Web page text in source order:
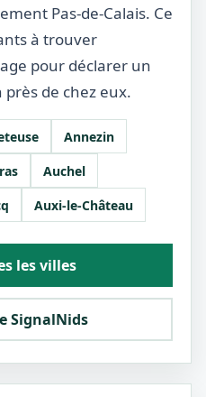
Pas-de-Calais. Ce
à trouver
pour déclarer un
de chez eux.
Annezin
Auchel
Auxi-le-Château
les villes
SignalNids